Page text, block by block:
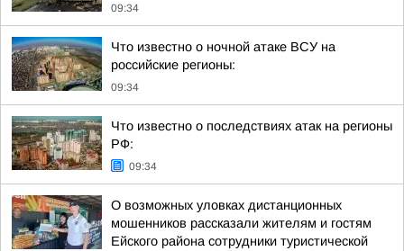
09:34
Что известно о ночной атаке ВСУ на
российские регионы:
09:34
Что известно о последствиях атак на регионы
РФ:
09:34
О возможных уловках дистанционных
мошенников рассказали жителям и гостям
Ейского района сотрудники туристической